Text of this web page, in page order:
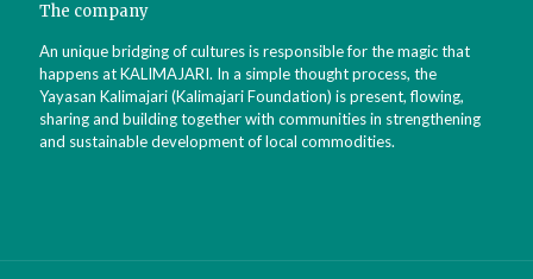
The company
An unique bridging of cultures is responsible for the magic that
happens at KALIMAJARI. In a simple thought process, the
Yayasan Kalimajari (Kalimajari Foundation) is present, flowing,
sharing and building together with communities in strengthening
and sustainable development of local commodities.